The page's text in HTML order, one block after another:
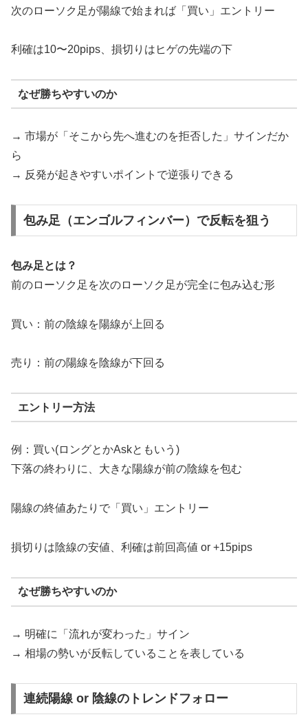
次のローソク足が陽線で始まれば「買い」エントリー
利確は10〜20pips、損切りはヒゲの先端の下
なぜ勝ちやすいのか
→ 市場が「そこから先へ進むのを拒否した」サインだか
ら
→ 反発が起きやすいポイントで逆張りできる
包み足（エンゴルフィンバー）で反転を狙う
包み足とは？
前のローソク足を次のローソク足が完全に包み込む形
買い：前の陰線を陽線が上回る
売り：前の陽線を陰線が下回る
エントリー方法
例：買い(ロングとかAskともいう)
下落の終わりに、大きな陽線が前の陰線を包む
陽線の終値あたりで「買い」エントリー
損切りは陰線の安値、利確は前回高値 or +15pips
なぜ勝ちやすいのか
→ 明確に「流れが変わった」サイン
→ 相場の勢いが反転していることを表している
連続陽線 or 陰線のトレンドフォロー